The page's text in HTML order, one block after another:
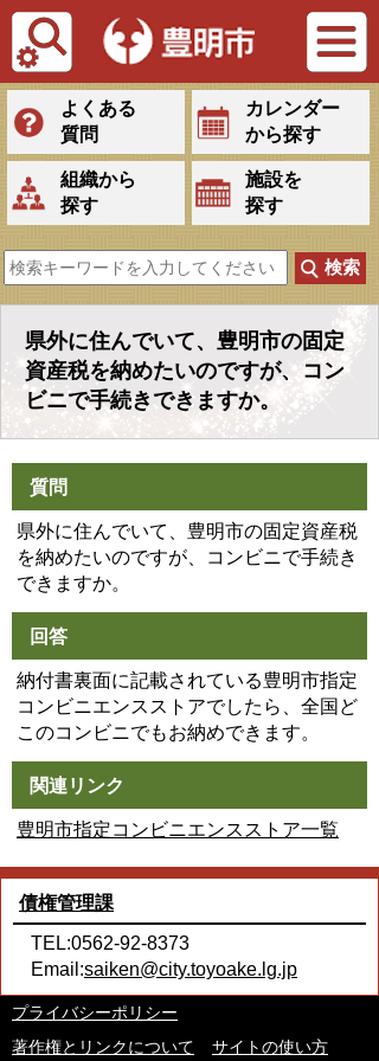
Tiếng Việt
よくある
質問
カレンダー
から探す
組織から
探す
施設を
探す
県外に住んでいて、豊明市の固定
資産税を納めたいのですが、コン
ビニで手続きできますか。
質問
県外に住んでいて、豊明市の固定資産税
を納めたいのですが、コンビニで手続き
できますか。
回答
納付書裏面に記載されている豊明市指定
コンビニエンスストアでしたら、全国ど
このコンビニでもお納めできます。
関連リンク
豊明市指定コンビニエンスストア一覧
債権管理課
TEL:0562-92-8373
Email:saiken@city.toyoake.lg.jp
プライバシーポリシー
著作権とリンクについて
サイトの使い方